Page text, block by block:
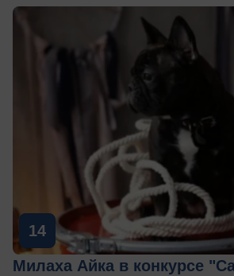
14
Милаха Айка в конкурсе